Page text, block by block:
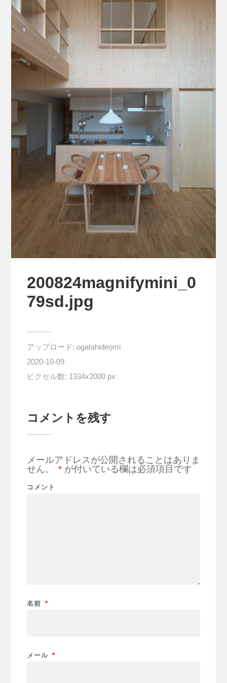
200824magnifymini_0
79sd.jpg
アップロード: ogatahideomi
2020-10-09
ピクセル数: 1334x2000 px
コメントを残す
メールアドレスが公開されることはありま
せん。
*が付いている欄は必須項目です
コメント
名前 *
メール *